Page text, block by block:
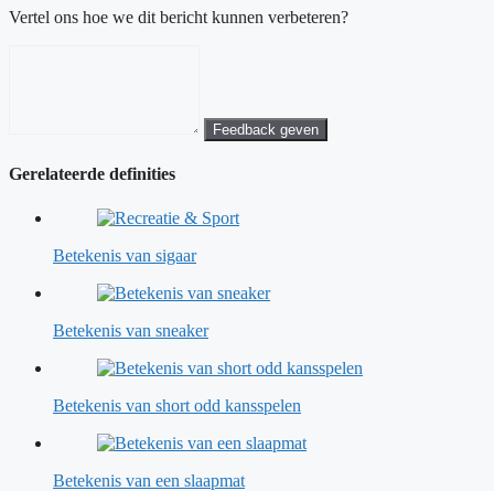
Vertel ons hoe we dit bericht kunnen verbeteren?
Feedback geven
Gerelateerde definities
Betekenis van sigaar
Betekenis van sneaker
Betekenis van short odd kansspelen
Betekenis van een slaapmat